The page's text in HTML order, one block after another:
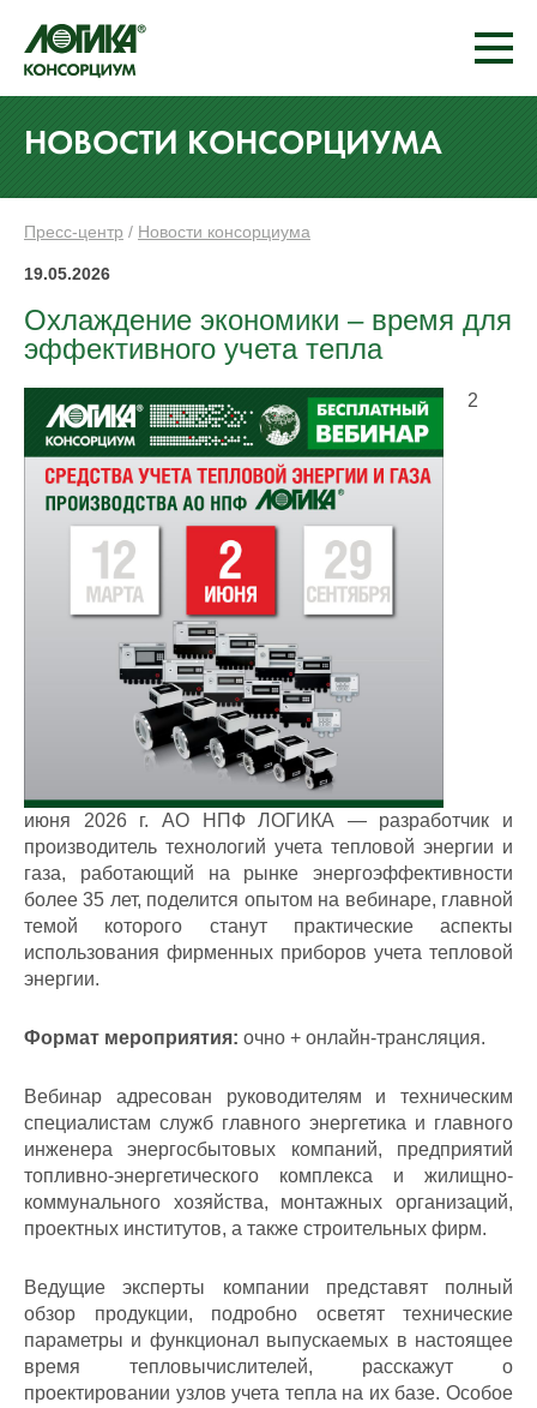
НОВОСТИ КОНСОРЦИУМА
Пресс-центр / Новости консорциума
19.05.2026
Охлаждение экономики – время для
эффективного учета тепла
2
июня 2026 г. АО НПФ ЛОГИКА — разработчик и
производитель технологий учета тепловой энергии и
газа, работающий на рынке энергоэффективности
более 35 лет, поделится опытом на вебинаре, главной
темой которого станут практические аспекты
использования фирменных приборов учета тепловой
энергии.
Формат мероприятия: очно + онлайн-трансляция.
Вебинар адресован руководителям и техническим
специалистам служб главного энергетика и главного
инженера энергосбытовых компаний, предприятий
топливно-энергетического комплекса и жилищно-
коммунального хозяйства, монтажных организаций,
проектных институтов, а также строительных фирм.
Ведущие эксперты компании представят полный
обзор продукции, подробно осветят технические
параметры и функционал выпускаемых в настоящее
время тепловычислителей, расскажут о
проектировании узлов учета тепла на их базе. Особое